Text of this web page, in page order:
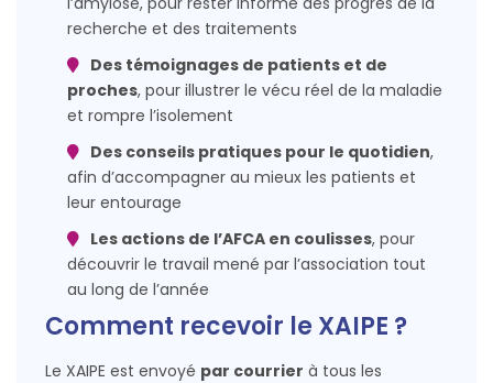
recherche et des traitements
Des témoignages de patients et de
proches, pour illustrer le vécu réel de la maladie
et rompre l’isolement
Des conseils pratiques pour le quotidien,
afin d’accompagner au mieux les patients et
leur entourage
Les actions de l’AFCA en coulisses, pour
découvrir le travail mené par l’association tout
au long de l’année
Comment recevoir le XAIPE ?
Le XAIPE est envoyé par courrier à tous les